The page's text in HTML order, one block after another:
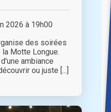
2026 à 19h00
des soirées
Motte Longue.
ambiance
ou juste [...]